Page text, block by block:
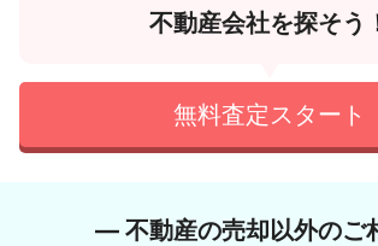
不動産会社を探そう
無料査定スタート
― 不動産の売却以外の